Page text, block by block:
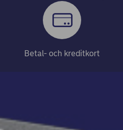
Betal- och kreditkort